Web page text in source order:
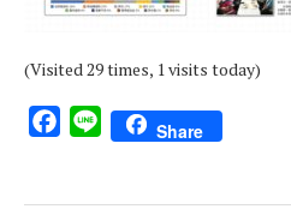
(Visited 29 times, 1 visits today)
Facebook
Line Share